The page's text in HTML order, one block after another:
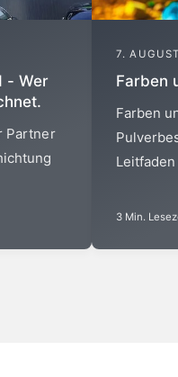
- Wer
Partner
7.
Farben
Farben
Leitfaden
3 Min.